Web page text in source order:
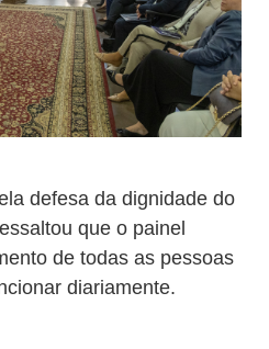
defesa da dignidade do
que o painel
de todas as pessoas
diariamente.